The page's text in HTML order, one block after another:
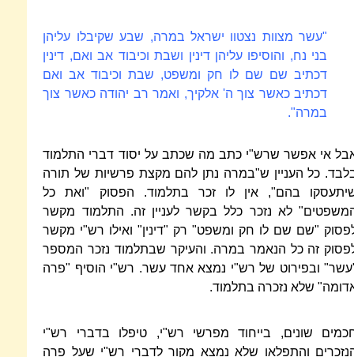
"עשר מצוות נצטוו ישראל במרה, שבע שקיבלו עליהן
בני נח, והוסיפו עליהן דינין ושבת וכיבוד אב ואם, דינין
דכתיב שם שם לו חק ומשפט, שבת וכיבוד אב ואם
דכתיב כאשר צוך ה' אלקיך, ואמר רב יהודה כאשר צוך
במרה".
אי אפשר שרש"י כתב מה שכתב על יסוד דברי התלמוד
כל העניין ש"במרה נתן להם מקצת פרשיות של תורה
בהם", אין לו זכר בתלמוד. הפסוק "ואת כל
לא נזכר כלל בקשר לעניין זה. התלמוד מקשר
"שם שם לו חק ומשפט" רק "דינין" ואילו רש"י מקשר
זה כל הנאמר במרה. והעיקר שבתלמוד נזכר המספר
ובפירוט של רש"י נמצא אחד עשר. רש"י הוסיף "פרה
שלא נזכרה בתלמוד.
שונים, בייחוד מפרשי רש"י, טיפלו בדברי רש"י
והתפלאו שלא נמצא מקור לדברי רש"י שעל פרה